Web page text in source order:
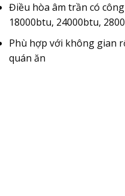
Điều hòa âm trần có
18000btu, 24000btu,
Phù hợp với không gian
quán ăn